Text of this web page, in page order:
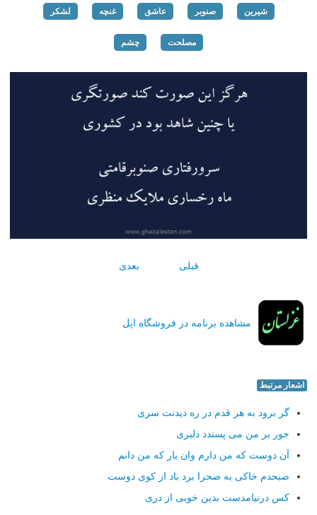
شیرین صنوبر عاشق غنچه لشکر
مصلحت چشم
قبلی بعدی
مشاهده برنامه در فروشگاه اپل
اشعار مرتبط
گر برود به هر قدم در ره دیدنت سری
جور بر من می پسندد دلبری
آن دوست که من دارم وان یار که من دانم
صبحدم خاکی به صحرا برد باد از کوی دوست
کس درنیامدست بدین خوبی از دری